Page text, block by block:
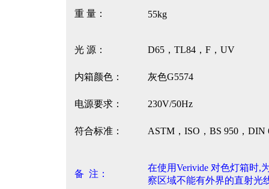
重 量： 55kg
光 源： D65，TL84，F，UV
内箱颜色： 灰色G5574
电源要求： 230V/50Hz
符合标准： ASTM，ISO，BS 950，DIN
备 注：
在使用Verivide 对色灯箱时,
察区域不能有外界的直射光